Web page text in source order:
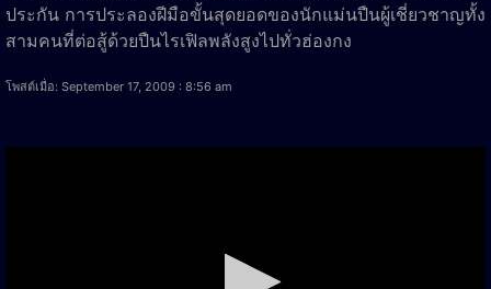
ประกัน การประลองฝีมือขั้นสุดยอดของนักแม่นปืนผู้เชี่ยวชาญทั้ง
สามคนที่ต่อสู้ด้วยปืนไรเฟิลพลังสูงไปทั่วฮ่องกง
โพสต์เมื่อ: September 17, 2009 : 8:56 am